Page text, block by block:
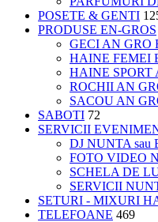
POSETE & GENTI
PRODUSE EN-GROS
GECI AN GRO
HAINE FEMEI
HAINE SPORT
ROCHII AN
SACOU AN
SABOTI 72
SERVICII
DJ NUNTA sau
FOTO VIDEO
SCHELA DE
SERVICII
SETURI - MIXURI
TELEFOANE 469